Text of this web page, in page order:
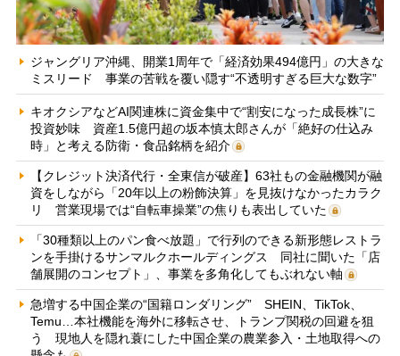
ジャングリア沖縄、開業1周年で「経済効果494億円」の大きな
ミスリード 事業の苦戦を覆い隠す“不透明すぎる巨大な数字”
キオクシアなどAI関連株に資金集中で“割安になった成長株”に
投資妙味 資産1.5億円超の坂本慎太郎さんが「絶好の仕込み
時」と考える防衛・食品銘柄を紹介
【クレジット決済代行・全東信が破産】63社もの金融機関が融
資をしながら「20年以上の粉飾決算」を見抜けなかったカラク
リ 営業現場では“自転車操業”の焦りも表出していた
「30種類以上のパン食べ放題」で行列のできる新形態レストラ
ンを手掛けるサンマルクホールディングス 同社に聞いた「店
舗展開のコンセプト」、事業を多角化してもぶれない軸
急増する中国企業の“国籍ロンダリング” SHEIN、TikTok、
Temu…本社機能を海外に移転させ、トランプ関税の回避を狙
う 現地人を隠れ蓑にした中国企業の農業参入・土地取得への